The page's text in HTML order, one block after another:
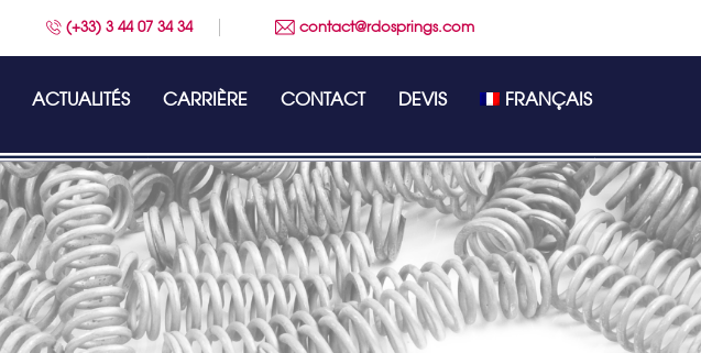
(+33) 3 44 07 34 34 contact@rdosprings.com
ACTUALITÉS CARRIÈRE CONTACT DEVIS FRANÇAIS